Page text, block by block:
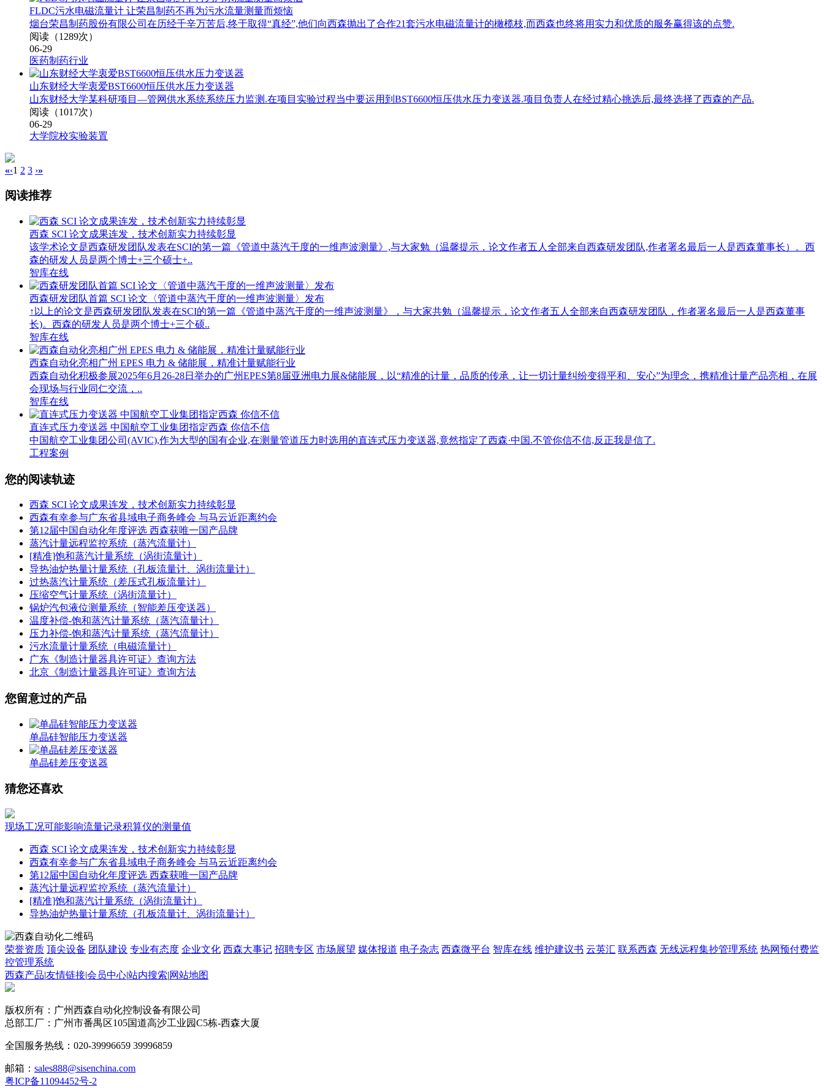
FLDC污水电磁流量计 让荣昌制药不再为污水流量测量而烦恼
烟台荣昌制药股份有限公司在历经千辛万苦后,终于取得“真经”,他们向西森抛出了合作21套污水电磁流量计的橄榄枝,而西森也终将用实力和优质的服务赢得该的点赞.
阅读（1289次）
06-29
医药制药行业
山东财经大学衷爱BST6600恒压供水压力变送器
山东财经大学某科研项目—管网供水系统系统压力监测.在项目实验过程当中要运用到BST6600恒压供水压力变送器.项目负责人在经过精心挑选后,最终选择了西森的产品.
阅读（1017次）
06-29
大学院校实验装置
«‹1 2 3 ›»
阅读推荐
西森 SCI 论文成果连发，技术创新实力持续彰显
该学术论文是西森研发团队发表在SCI的第一篇《管道中蒸汽干度的一维声波测量》,与大家勉（温馨提示，论文作者五人全部来自西森研发团队,作者署名最后一人是西森董事长）。西
森的研发人员是两个博士+三个硕士+..
智库在线
西森研发团队首篇 SCI 论文〈管道中蒸汽干度的一维声波测量〉发布
↑以上的论文是西森研发团队发表在SCI的第一篇《管道中蒸汽干度的一维声波测量》，与大家共勉（温馨提示，论文作者五人全部来自西森研发团队，作者署名最后一人是西森董事
长)。西森的研发人员是两个博士+三个硕..
智库在线
西森自动化亮相广州 EPES 电力 & 储能展，精准计量赋能行业
西森自动化积极参展2025年6月26-28日举办的广州EPES第8届亚洲电力展&储能展，以“精准的计量，品质的传承，让一切计量纠纷变得平和、安心”为理念，携精准计量产品亮相，在展
会现场与行业同仁交流，..
智库在线
直连式压力变送器 中国航空工业集团指定西森 你信不信
中国航空工业集团公司(AVIC),作为大型的国有企业,在测量管道压力时选用的直连式压力变送器,竟然指定了西森·中国.不管你信不信,反正我是信了.
工程案例
您的阅读轨迹
西森 SCI 论文成果连发，技术创新实力持续彰显
西森有幸参与广东省县域电子商务峰会 与马云近距离约会
第12届中国自动化年度评选 西森获唯一国产品牌
蒸汽计量远程监控系统（蒸汽流量计）
[精准]饱和蒸汽计量系统（涡街流量计）
导热油炉热量计量系统（孔板流量计、涡街流量计）
过热蒸汽计量系统（差压式孔板流量计）
压缩空气计量系统（涡街流量计）
锅炉汽包液位测量系统（智能差压变送器）
温度补偿-饱和蒸汽计量系统（蒸汽流量计）
压力补偿-饱和蒸汽计量系统（蒸汽流量计）
污水流量计量系统（电磁流量计）
广东《制造计量器具许可证》查询方法
北京《制造计量器具许可证》查询方法
您留意过的产品
单晶硅智能压力变送器
单晶硅差压变送器
猜您还喜欢
现场工况可能影响流量记录积算仪的测量值
西森 SCI 论文成果连发，技术创新实力持续彰显
西森有幸参与广东省县域电子商务峰会 与马云近距离约会
第12届中国自动化年度评选 西森获唯一国产品牌
蒸汽计量远程监控系统（蒸汽流量计）
[精准]饱和蒸汽计量系统（涡街流量计）
导热油炉热量计量系统（孔板流量计、涡街流量计）
荣誉资质 顶尖设备 团队建设 专业有态度 企业文化 西森大事记 招聘专区 市场展望 媒体报道 电子杂志 西森微平台 智库在线 维护建议书 云英汇 联系西森 无线远程集抄管理系统 热网预付费监
控管理系统
西森产品|友情链接|会员中心|站内搜索|网站地图
版权所有：广州西森自动化控制设备有限公司
总部工厂：广州市番禺区105国道高沙工业园C5栋-西森大厦
全国服务热线：020-39996659 39996859
邮箱： sales888@sisenchina.com
粤ICP备11094452号-2